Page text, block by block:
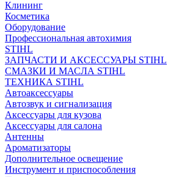
Клининг
Косметика
Оборудование
Профессиональная автохимия
STIHL
ЗАПЧАСТИ И АКСЕССУАРЫ STIHL
СМАЗКИ И МАСЛА STIHL
ТЕХНИКА STIHL
Автоаксессуары
Автозвук и сигнализация
Аксессуары для кузова
Аксессуары для салона
Антенны
Ароматизаторы
Дополнительное освещение
Инструмент и приспособления